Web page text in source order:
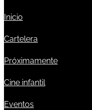
Inicio
Cartelera
Próximamente
Cine infantil
Eventos